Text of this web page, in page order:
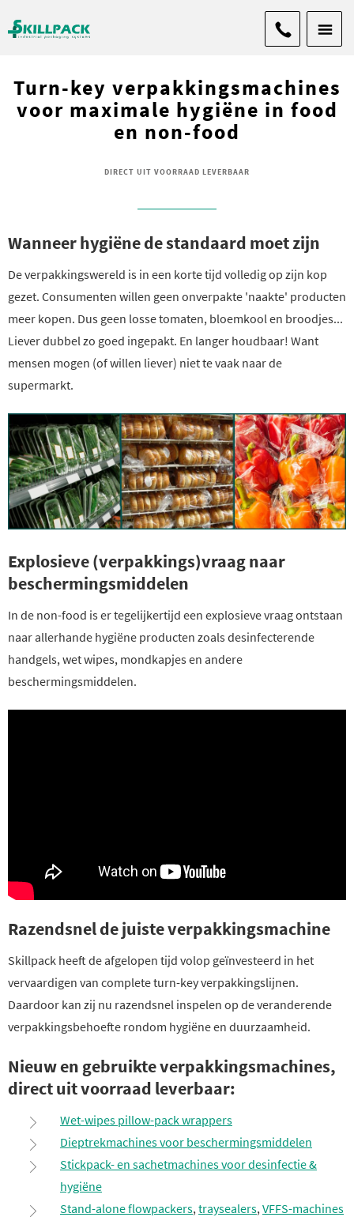
Turn-key verpakkingsmachines
voor maximale hygiëne in food
en non-food
DIRECT UIT VOORRAAD LEVERBAAR
Wanneer hygiëne de standaard moet zijn
De verpakkingswereld is in een korte tijd volledig op zijn kop
gezet. Consumenten willen geen onverpakte 'naakte' producten
meer kopen. Dus geen losse tomaten, bloemkool en broodjes...
Liever dubbel zo goed ingepakt. En langer houdbaar! Want
mensen mogen (of willen liever) niet te vaak naar de
supermarkt.
Explosieve (verpakkings)vraag naar
beschermingsmiddelen
In de non-food is er tegelijkertijd een explosieve vraag ontstaan
naar allerhande hygiëne producten zoals desinfecterende
handgels, wet wipes, mondkapjes en andere
beschermingsmiddelen.
Razendsnel de juiste verpakkingsmachine
Skillpack heeft de afgelopen tijd volop geïnvesteerd in het
vervaardigen van complete turn-key verpakkingslijnen.
Daardoor kan zij nu razendsnel inspelen op de veranderende
verpakkingsbehoefte rondom hygiëne en duurzaamheid.
Nieuw en gebruikte verpakkingsmachines,
direct uit voorraad leverbaar:
Wet-wipes pillow-pack wrappers
Dieptrekmachines voor beschermingsmiddelen
Stickpack- en sachetmachines voor desinfectie &
hygiëne
Stand-alone flowpackers, traysealers, VFFS-machines